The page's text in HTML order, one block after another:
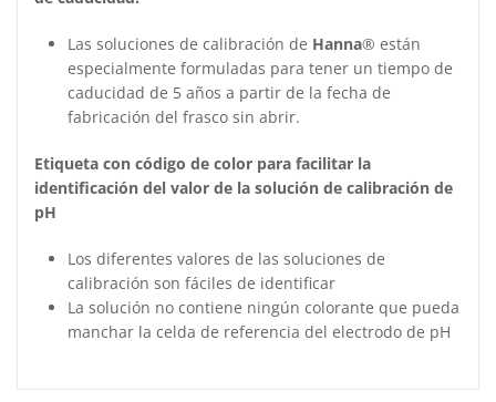
Las soluciones de calibración de Hanna® están
especialmente formuladas para tener un tiempo de
caducidad de 5 años a partir de la fecha de
fabricación del frasco sin abrir.
Etiqueta con código de color para facilitar la
identificación del valor de la solución de calibración de
pH
Los diferentes valores de las soluciones de
calibración son fáciles de identificar
La solución no contiene ningún colorante que pueda
manchar la celda de referencia del electrodo de pH